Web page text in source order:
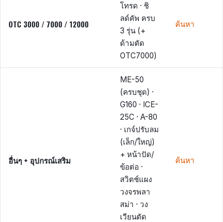
OTC 3000 / 7000 / 12000
โทรด · ชิ
ลด์คัพ ครบ
3 รุ่น (+
ด้ามตัด
OTC7000)
ค้นหา
อื่นๆ + อุปกรณ์เสริม
ME-50
(ครบชุด) ·
G160 · ICE-
25C · A-80
· เกจ์ปรับลม
(เล็ก/ใหญ่)
+ หน้าปัด/
ข้อต่อ ·
สวิตช์แผง
วงจรพลา
สม่า · วง
เวียนตัด
ค้นหา